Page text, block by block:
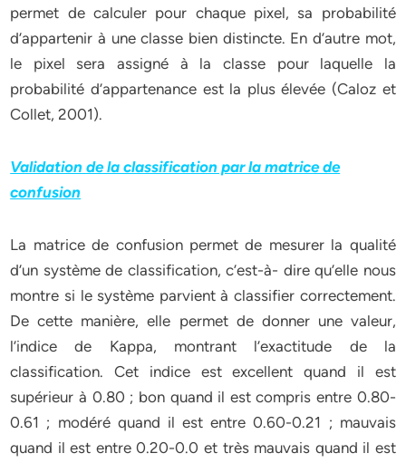
permet de calculer pour chaque pixel, sa probabilité
d’appartenir à une classe bien distincte. En d’autre mot,
le pixel sera assigné à la classe pour laquelle la
probabilité d’appartenance est la plus élevée (Caloz et
Collet, 2001).
Validation de la classification par la matrice de
confusion
La matrice de confusion permet de mesurer la qualité
d’un système de classification, c’est-à- dire qu’elle nous
montre si le système parvient à classifier correctement.
De cette manière, elle permet de donner une valeur,
l’indice de Kappa, montrant l’exactitude de la
classification. Cet indice est excellent quand il est
supérieur à 0.80 ; bon quand il est compris entre 0.80-
0.61 ; modéré quand il est entre 0.60-0.21 ; mauvais
quand il est entre 0.20-0.0 et très mauvais quand il est